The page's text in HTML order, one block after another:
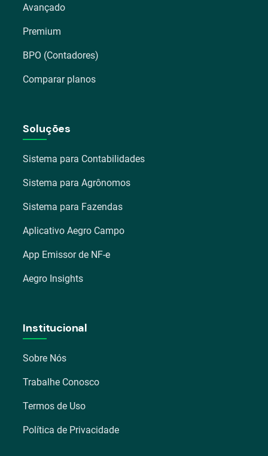
Avançado
Premium
BPO (Contadores)
Comparar planos
Soluções
Sistema para Contabilidades
Sistema para Agrônomos
Sistema para Fazendas
Aplicativo Aegro Campo
App Emissor de NF-e
Aegro Insights
Institucional
Sobre Nós
Trabalhe Conosco
Termos de Uso
Política de Privacidade